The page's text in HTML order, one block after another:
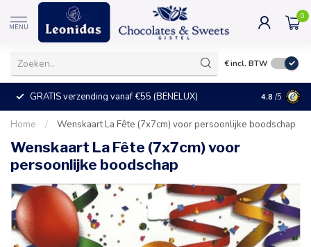
MENU
0
€incl. BTW
GRATIS verzending vanaf €55 (BENELUX) +25°C =
4.8 /5
Home / Wenskaart La Fête (7x7cm) voor persoonlijke boodschap
Wenskaart La Fête (7x7cm) voor
persoonlijke boodschap